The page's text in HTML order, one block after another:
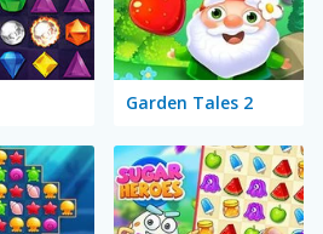
Garden Tales 2